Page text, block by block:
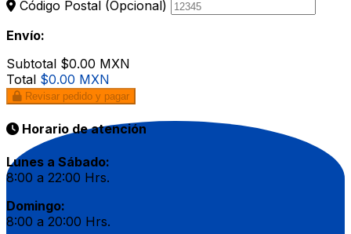
Código Postal (Opcional)
Envío:
Subtotal $0.00 MXN
Total $0.00 MXN
Revisar pedido y pagar
Horario de atención
Lunes a Sábado:
8:00 a 22:00 Hrs.
Domingo:
8:00 a 20:00 Hrs.